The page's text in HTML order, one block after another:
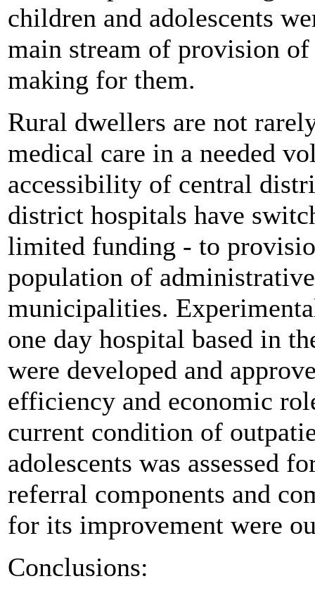
children and adolescents
main stream of provision
making for them.
Rural dwellers are not
medical care in a needed
accessibility of central
district hospitals have
limited funding - to
population of
municipalities.
one day hospital based in
were developed and
efficiency and economic
current condition of
adolescents was assessed
referral components and
for its improvement were
Conclusions: